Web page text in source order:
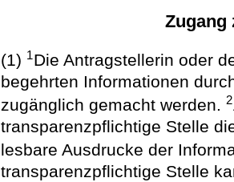
Zugang
(1) 1Die Antragstellerin oder
begehrten Informationen
zugänglich gemacht werden.2
transparenzpflichtige Stelle
lesbare Ausdrucke der
transparenzpflichtige Stelle